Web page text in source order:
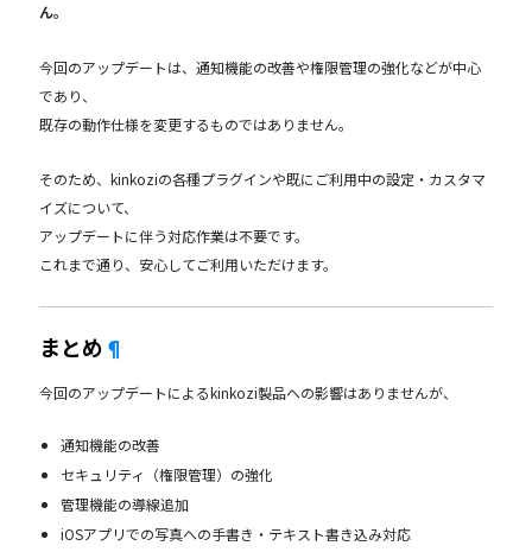
ん。
今回のアップデートは、通知機能の改善や権限管理の強化などが中心
であり、
既存の動作仕様を変更するものではありません。
そのため、kinkoziの各種プラグインや既にご利用中の設定・カスタマ
イズについて、
アップデートに伴う対応作業は不要です。
これまで通り、安心してご利用いただけます。
まとめ¶
今回のアップデートによるkinkozi製品への影響はありませんが、
通知機能の改善
セキュリティ（権限管理）の強化
管理機能の導線追加
iOSアプリでの写真への手書き・テキスト書き込み対応